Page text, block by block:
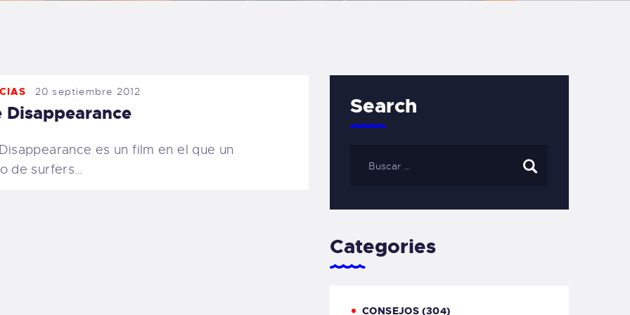
CARRITO
FAMILY
20 septiembre 2012
Disappearance
es un film en el que un
de surfers…
Search
Categories
CONSEJOS (304)